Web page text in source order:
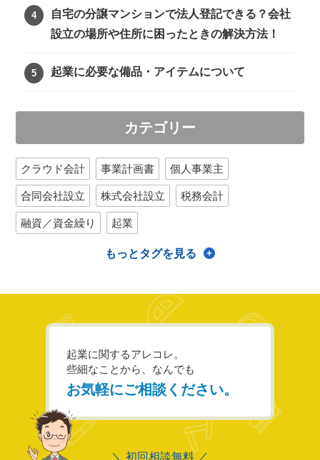
自宅の分譲マンションで法人登記できる？会社
設立の場所や住所に困ったときの解決方法！
起業に必要な備品・アイテムについて
カテゴリー
クラウド会計 事業計画書 個人事業主
合同会社設立 株式会社設立 税務会計
融資／資金繰り 起業
もっとタグを見る
起業に関するアレコレ。
些細なことから、なんでも
お気軽にご相談ください。
＼ 初回相談無料 ／